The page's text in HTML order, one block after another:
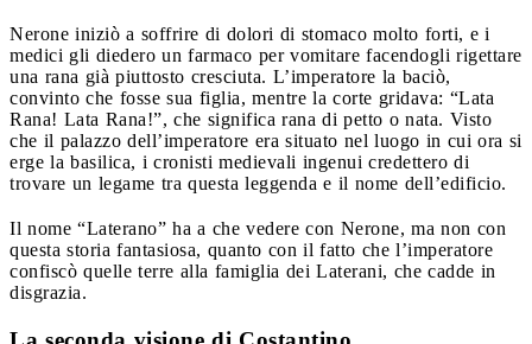
Nerone iniziò a soffrire di dolori di stomaco molto forti, e i
medici gli diedero un farmaco per vomitare facendogli rigettare
una rana già piuttosto cresciuta. L’imperatore la baciò,
convinto che fosse sua figlia, mentre la corte gridava: “Lata
Rana! Lata Rana!”, che significa rana di petto o nata. Visto
che il palazzo dell’imperatore era situato nel luogo in cui ora si
erge la basilica, i cronisti medievali ingenui credettero di
trovare un legame tra questa leggenda e il nome dell’edificio.
Il nome “Laterano” ha a che vedere con Nerone, ma non con
questa storia fantasiosa, quanto con il fatto che l’imperatore
confiscò quelle terre alla famiglia dei Laterani, che cadde in
disgrazia.